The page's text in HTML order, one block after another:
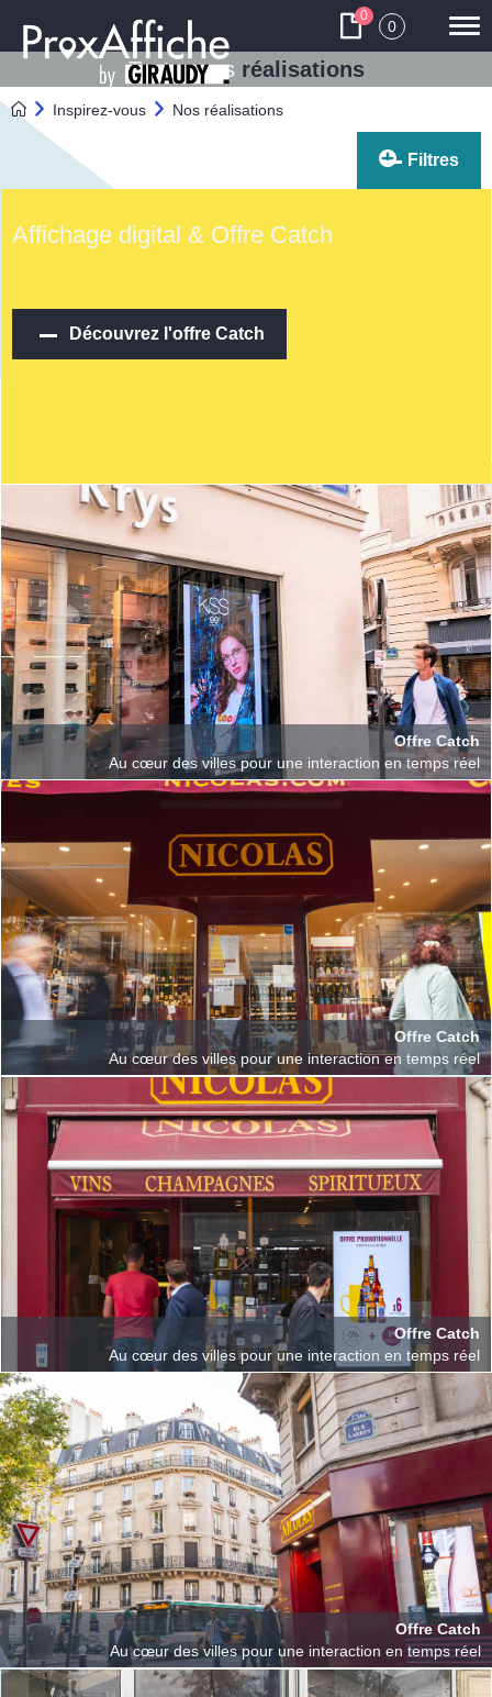
0
0
Toutes nos réalisations
Inspirez-vous Nos réalisations
Filtres
Affichage digital & Offre Catch
Découvrez l'offre Catch
Offre Catch
Au cœur des villes pour une interaction en temps réel
Offre Catch
Au cœur des villes pour une interaction en temps réel
Offre Catch
Au cœur des villes pour une interaction en temps réel
Offre Catch
Au cœur des villes pour une interaction en temps réel